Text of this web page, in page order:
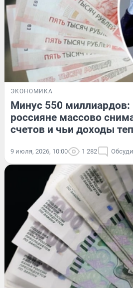
ЭКОНОМИКА
Минус 550 миллиардов:
россияне массово
счетов и чьи доходы
9 июля, 2026, 10:00 1 282